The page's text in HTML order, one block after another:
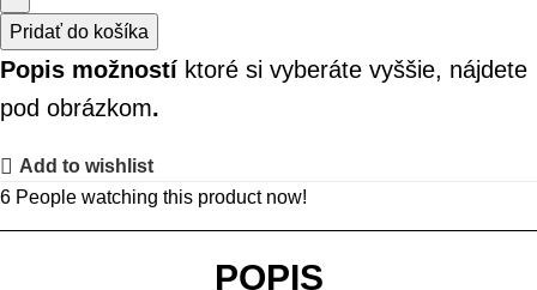
Pridať do košíka
Popis možností ktoré si vyberáte vyššie, nájdete
pod obrázkom.
Add to wishlist
6 People watching this product now!
POPIS